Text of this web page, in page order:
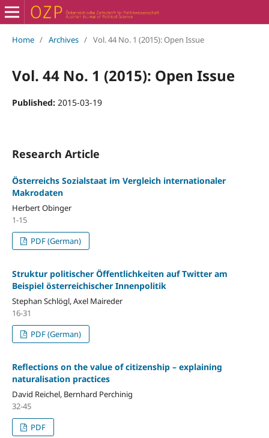
Home / Archives / Vol. 44 No. 1 (2015): Open Issue
Vol. 44 No. 1 (2015): Open Issue
Published: 2015-03-19
Research Article
Österreichs Sozialstaat im Vergleich internationaler
Makrodaten
Herbert Obinger
1-15
PDF (German)
Struktur politischer Öffentlichkeiten auf Twitter am
Beispiel österreichischer Innenpolitik
Stephan Schlögl, Axel Maireder
16-31
PDF (German)
Reflections on the value of citizenship – explaining
naturalisation practices
David Reichel, Bernhard Perchinig
32-45
PDF